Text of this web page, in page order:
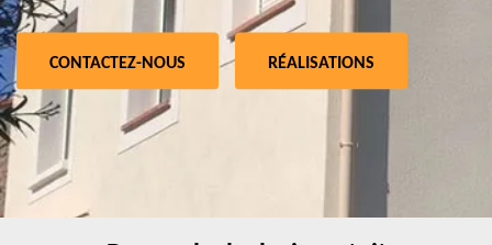
CONTACTEZ-NOUS RÉALISATIONS